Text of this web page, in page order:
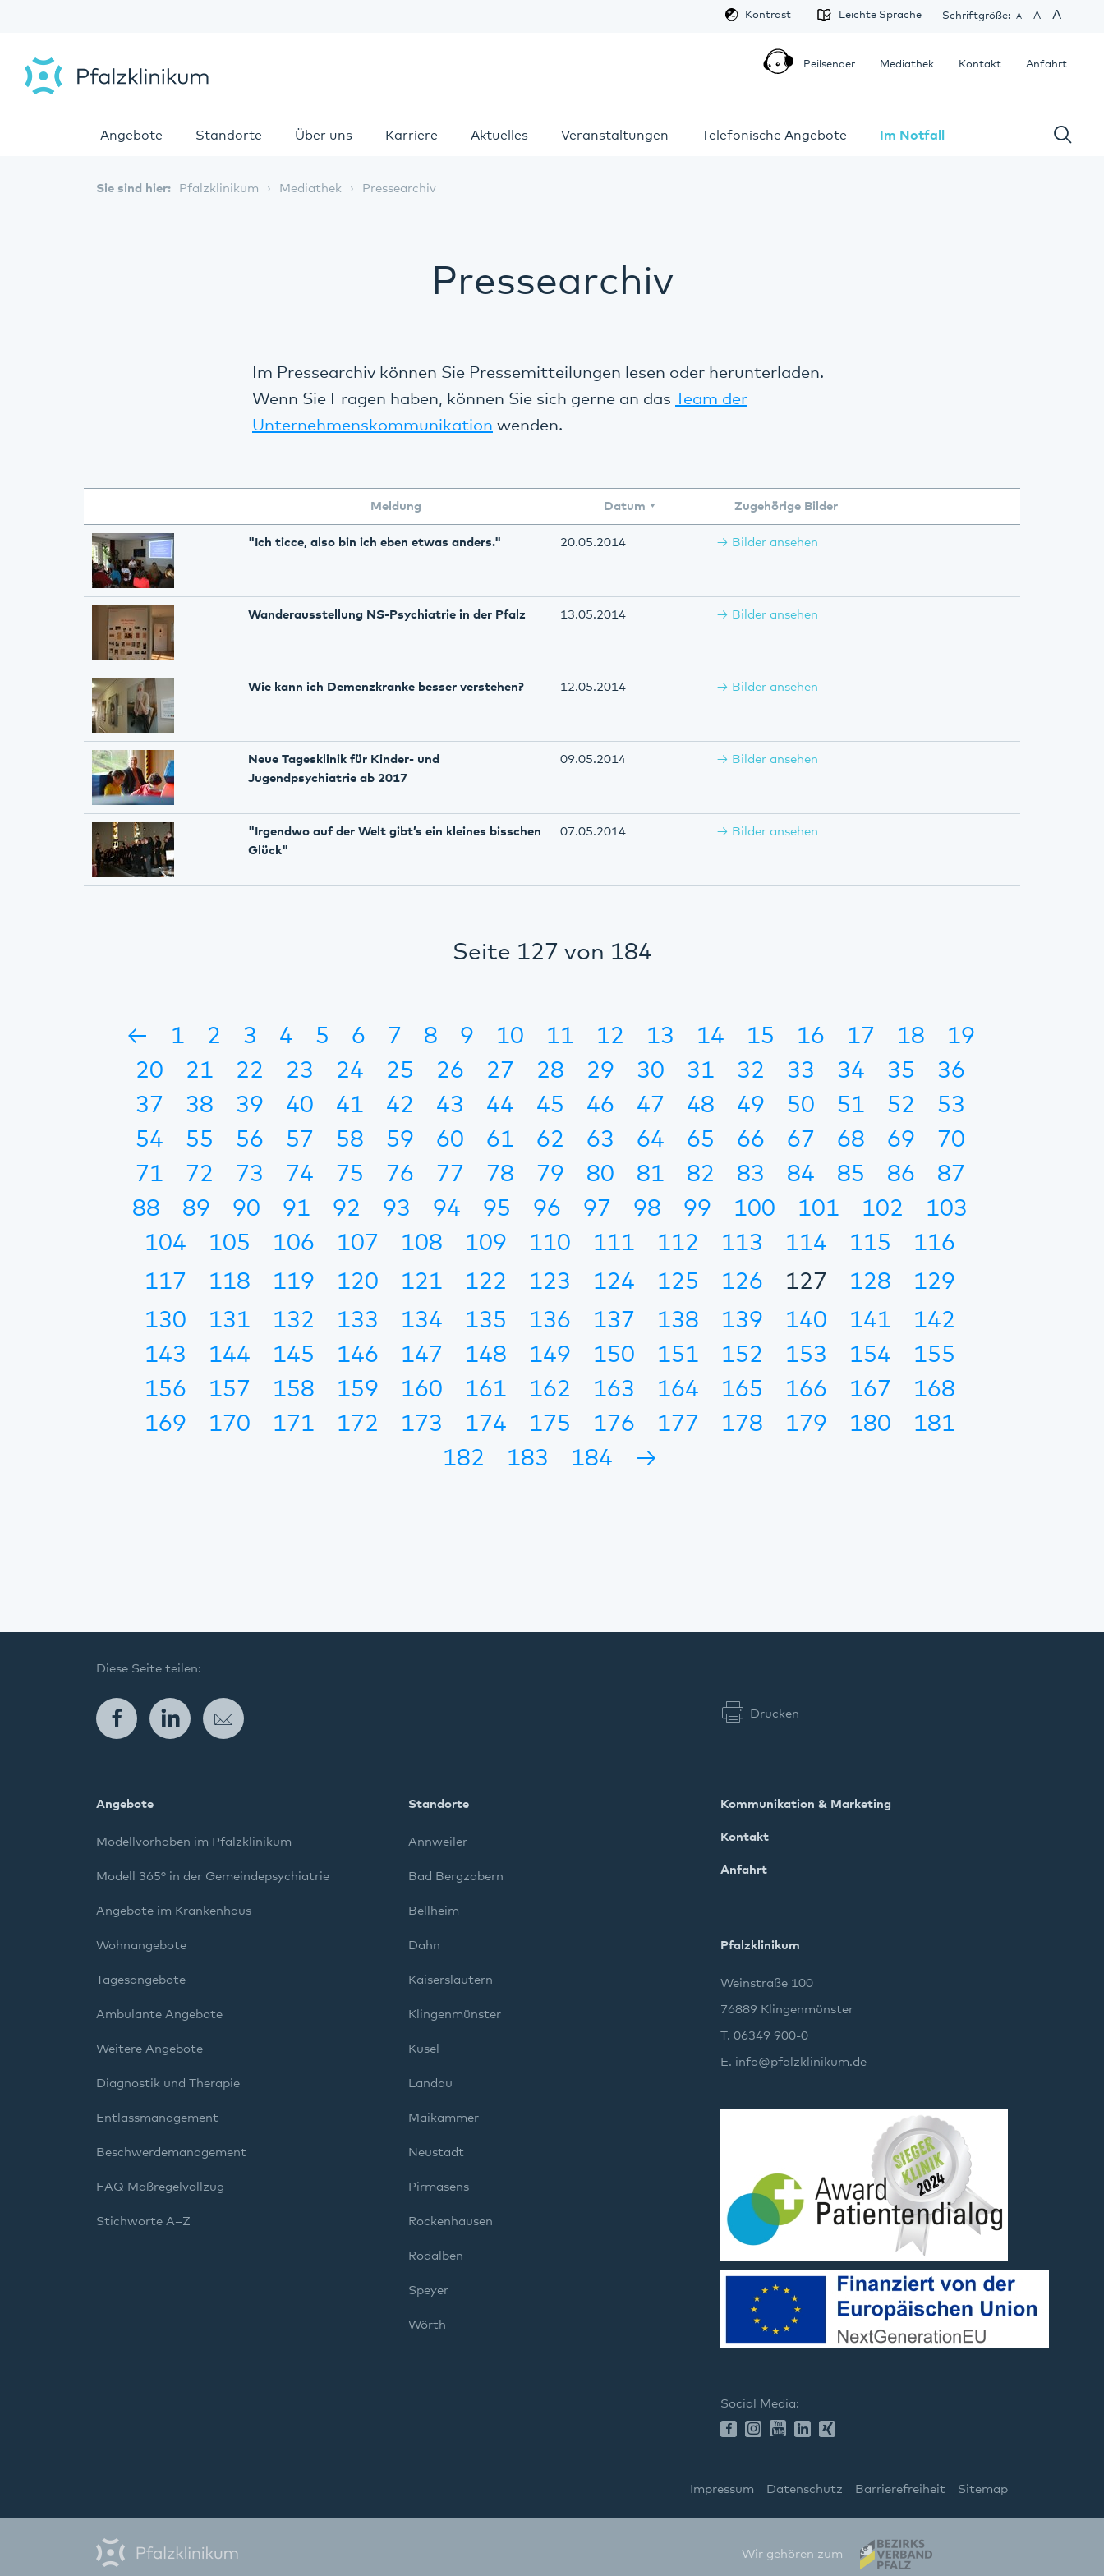
Angebote Standorte Über uns Karriere Aktuelles Veranstaltungen Telefonische Angebote Im Notfall
Schriftgröße: A A A
Leichte Sprache
Kontrast
Anfahrt
Kontakt
Mediathek
Peilsender
Sie sind hier: Pfalzklinikum Mediathek Pressearchiv
Pressearchiv
Im Pressearchiv können Sie Pressemitteilungen lesen oder herunterladen.
Wenn Sie Fragen haben, können Sie sich gerne an das
Team der
Unternehmenskommunikation wenden.
Meldung Datum Zugehörige Bilder
"Ich ticce, also bin ich eben etwas anders." 20.05.2014 Bilder ansehen
Wanderausstellung NS-Psychiatrie in der Pfalz 13.05.2014 Bilder ansehen
Wie kann ich Demenzkranke besser verstehen? 12.05.2014 Bilder ansehen
Neue Tagesklinik für Kinder- und
Jugendpsychiatrie ab 2017
09.05.2014 Bilder ansehen
"Irgendwo auf der Welt gibt’s ein kleines bisschen
Glück"
07.05.2014 Bilder ansehen
Seite 127 von 184
← 1 2 3 4 5 6 7 8 9 10 11 12 13 14 15 16 17 18
19
20
21 22 23 24 25 26 27 28 29 30 31 32 33 34 35
36
37
38 39 40 41 42 43 44 45 46 47 48 49 50 51 52
53
54
55 56 57 58 59 60 61 62 63 64 65 66 67 68 69
70
71
72 73 74 75 76 77 78 79 80 81 82 83 84 85 86
87
88
89 90 91 92 93 94 95 96 97 98 99 100 101 102
103
104
105 106 107 108 109 110 111 112 113 114 115
116
117
118 119 120 121 122 123 124 125 126 127 128
129
130
131 132 133 134 135 136 137 138 139 140 141
142
143
144 145 146 147 148 149 150 151 152 153 154
155
156
157 158 159 160 161 162 163 164 165 166 167
168
169
170 171 172 173 174 175 176 177 178 179 180
181
182
183 184 →
Diese Seite teilen:
FacebookLinkedIn Drucken
Angebote
Modellvorhaben im Pfalzklinikum
Modell 365° in der Gemeindepsychiatrie
Angebote im Krankenhaus
Wohnangebote
Tagesangebote
Ambulante Angebote
Weitere Angebote
Diagnostik und Therapie
Entlassmanagement
Beschwerdemanagement
FAQ Maßregelvollzug
Stichworte A–Z
Standorte
Annweiler
Bad Bergzabern
Bellheim
Dahn
Kaiserslautern
Klingenmünster
Kusel
Landau
Maikammer
Neustadt
Pirmasens
Rockenhausen
Rodalben
Speyer
Wörth
Kommunikation & Marketing
Kontakt
Anfahrt
Pfalzklinikum
Weinstraße 100
76889 Klingenmünster
T. 06349 900-0
E. info@pfalzklinikum.de
Social Media:
Impressum Datenschutz Barrierefreiheit Sitemap
Wir gehören zum